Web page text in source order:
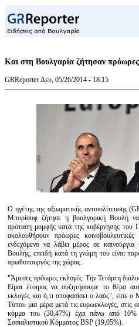
Και στη Βουλγαρία ζήτησαν πρόωρες
GRReporter Δευ, 05/26/2014 - 18:15
Ο ηγέτης της αξιωματικής αντιπολίτευσης
Μπορίσοφ ζήτησε η βουλγαρική Βουλή
πρόταση μομφής κατά της κυβέρνησης του
ακολουθήσουν πρόωρες
ενδεχόμενο να λάβει μέρος σε
Βουλής, επειδή κατά τη γνώμη του είναι
πρωθυπουργός της χώρας.
"Άμεσες πρόωρες εκλογές. Την Τετάρτη
Είμαι έτοιμος να συζητήσουμε το θέμα
εκλογές και ό,τι αποφασίσει ο λαός", είπε ο
Τύπου μια μέρα μετά τις ευρωεκλογές, στις
κόμμα του (30,47%) έχει πάνω από 10%
Σοσιαλιστικού Κόμματος BSP (19,05%).